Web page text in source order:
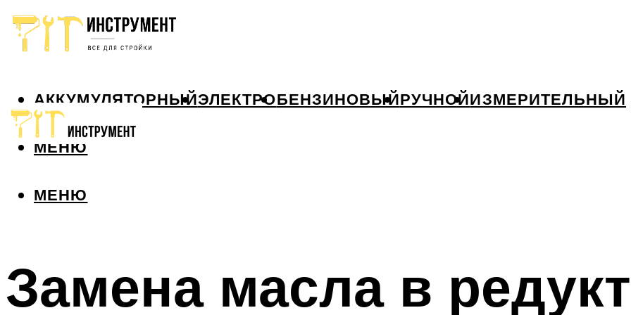
АККУМУЛЯТОРНЫЙЭЛЕКТРОБЕНЗИНОВЫЙРУЧНОЙИЗМЕРИТЕЛЬНЫЙ
МЕНЮ
МЕНЮ
Замена масла в